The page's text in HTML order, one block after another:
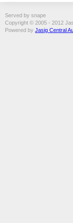
Served by snape
Copyright © 2005 - 2012
Powered by Jasig Central